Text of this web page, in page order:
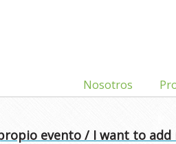
Nosotros
evento / I want to add